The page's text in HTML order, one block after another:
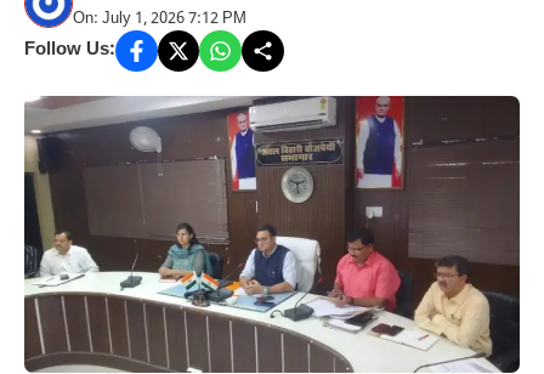
On: July 1, 2026 7:12 PM
Follow Us: